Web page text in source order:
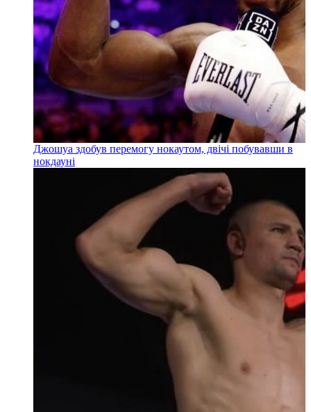
Джошуа здобув перемогу нокаутом, двічі побувавши в
нокдауні